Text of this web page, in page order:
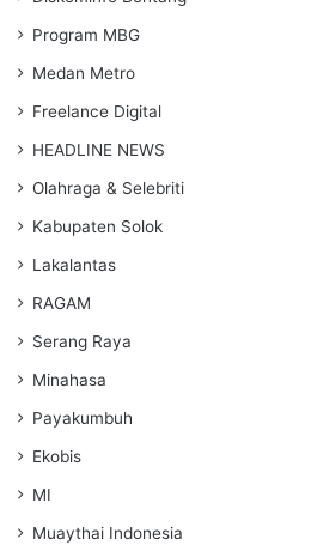
Program MBG
Medan Metro
Freelance Digital
HEADLINE NEWS
Olahraga & Selebriti
Kabupaten Solok
Lakalantas
RAGAM
Serang Raya
Minahasa
Payakumbuh
Ekobis
MI
Muaythai Indonesia